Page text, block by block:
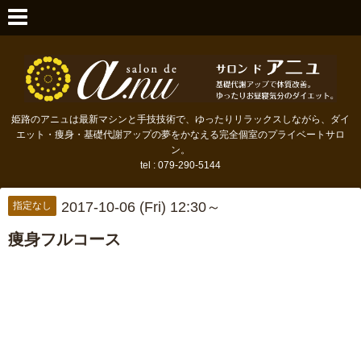
姫路のアニュは最新マシンと手技技術で、ゆったりリラックスしながら、ダイ
エット・痩身・基礎代謝アップの夢をかなえる完全個室のプライベートサロ
ン。
tel : 079-290-5144
指定なし 2017-10-06 (Fri) 12:30～
痩身フルコース